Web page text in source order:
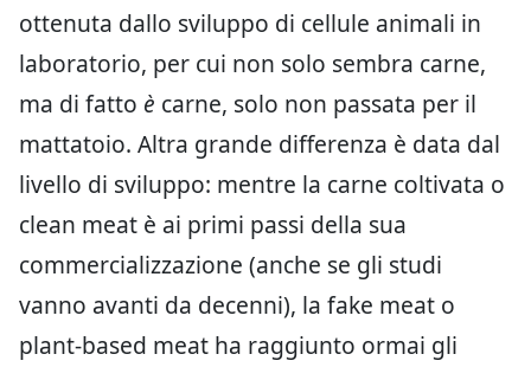
ottenuta dallo sviluppo di cellule animali in
laboratorio, per cui non solo sembra carne,
ma di fatto è carne, solo non passata per il
mattatoio. Altra grande differenza è data dal
livello di sviluppo: mentre la carne coltivata o
clean meat è ai primi passi della sua
commercializzazione (anche se gli studi
vanno avanti da decenni), la fake meat o
plant-based meat ha raggiunto ormai gli